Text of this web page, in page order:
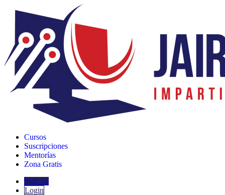
Cursos
Suscripciones
Mentorías
Zona Gratis
Sign up
Login